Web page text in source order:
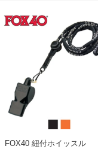
FOX40 紐付ホイッスル